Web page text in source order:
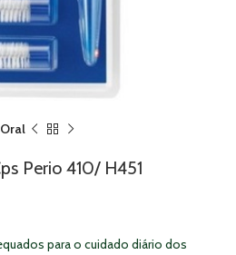
Perio 410/ H451
para o cuidado diário dos